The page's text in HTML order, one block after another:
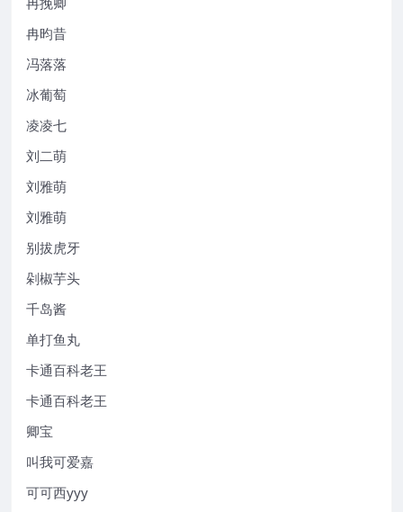
冉昀昔
冯落落
冰葡萄
凌凌七
刘二萌
刘雅萌
刘雅萌
别拔虎牙
剁椒芋头
千岛酱
单打鱼丸
卡通百科老王
卡通百科老王
卿宝
叫我可爱嘉
可可西yyy